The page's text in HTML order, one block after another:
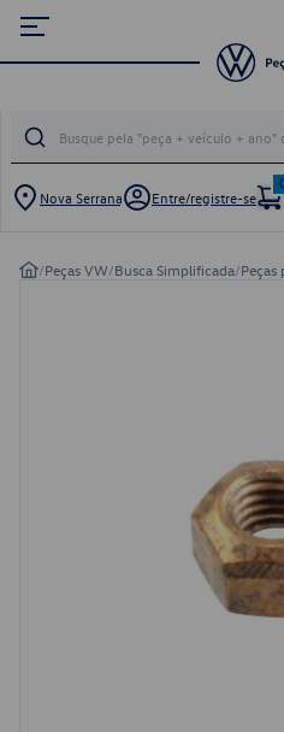
Nova Serrana Entre/registre-se
/Peças VW/Busca Simplificada/